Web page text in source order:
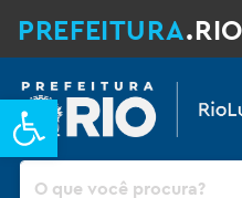
Barra de
PREFEITURA.RIO